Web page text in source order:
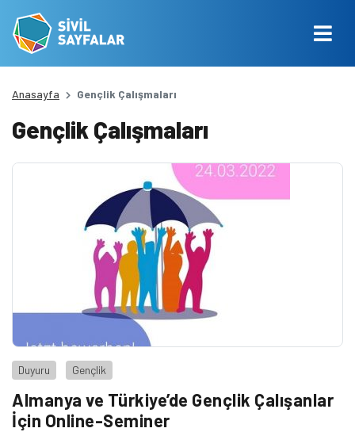
Anasayfa Gençlik Çalışmaları
Gençlik Çalışmaları
Duyuru Gençlik
Almanya ve Türkiye’de Gençlik Çalışanlar
İçin Online-Seminer